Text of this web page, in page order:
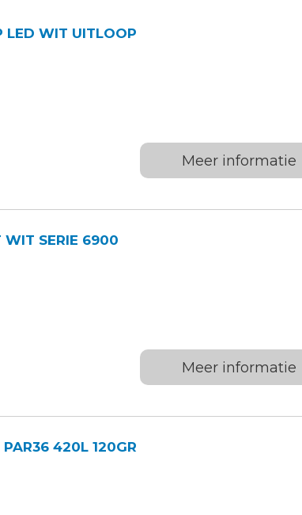
LED WIT UITLOOP
Meer informatie
WIT SERIE 6900
Meer informatie
420L 120GR